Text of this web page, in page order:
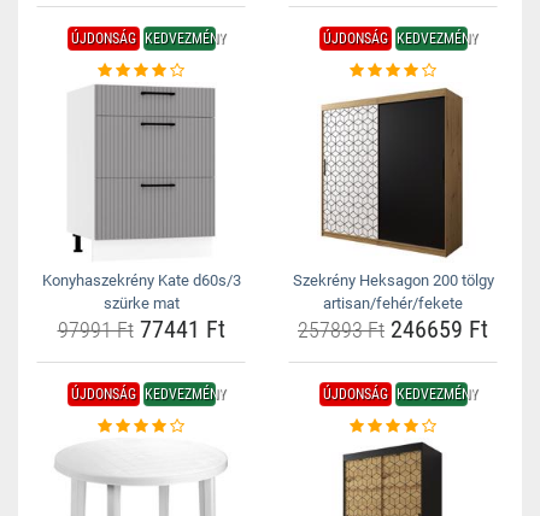
ÚJDONSÁG KEDVEZMÉNY
Konyhaszekrény Kate d60s/3
szürke mat
97991 Ft77441 Ft
ÚJDONSÁG KEDVEZMÉNY
Szekrény Heksagon 200 tölgy
artisan/fehér/fekete
257893 Ft 246659 Ft
ÚJDONSÁG KEDVEZMÉNY ÚJDONSÁG KEDVEZMÉNY